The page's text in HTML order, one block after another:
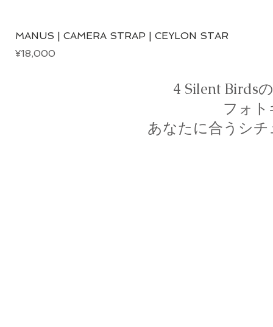
MANUS | CAMERA STRAP | CEYLON STAR
Price
¥18,000
4 Silent Birds
フォ
あなたに合うシ